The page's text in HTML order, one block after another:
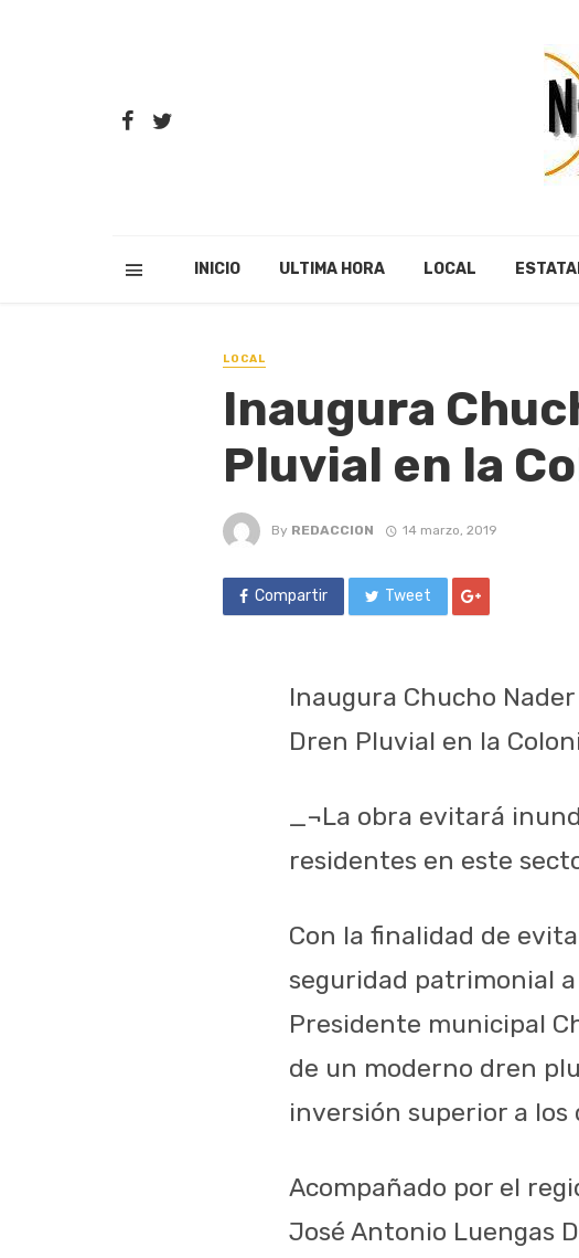
INICIO ULTIMA HORA LOCAL
LOCAL
Inaugura
Pluvial en la
By REDACCION 14 marzo, 2019
Compartir Tweet
Inaugura Chucho
Dren Pluvial en la
_¬La obra evitará
residentes en este
Con la finalidad de
seguridad patrimonial a
Presidente municipal
de un moderno dren
inversión superior a los
Acompañado por el
José Antonio Luengas